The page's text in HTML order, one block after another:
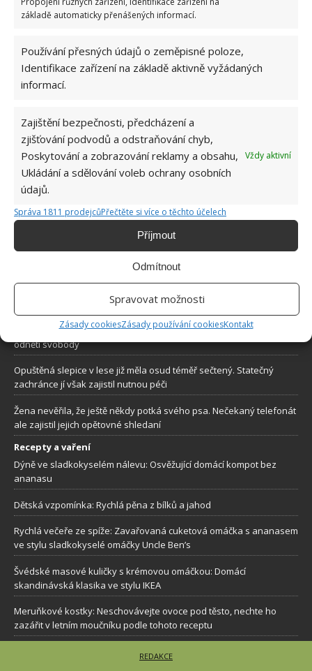
základě automaticky přenášených informací.
Používání přesných údajů o zeměpisné poloze,
Identifikace zařízení na základě aktivně vyžádaných
informací.
Zajištění bezpečnosti, předcházení a
zjišťování podvodů a odstraňování chyb,
Poskytování a zobrazování reklamy a obsahu,
Ukládání a sdělování voleb ochrany osobních
údajů.
Vždy aktivní
Správa 1811 prodejcůPřečtěte si více o těchto účelech
Příjmout
Odmítnout
Spravovat možnosti
Zásady cookiesZásady používání cookiesKontakt
O WEBU
Sháníte zajímavé tipy jak vylepšit Váš domov? Originální nápady,
aktuální trendy, praktické rady i inspirativní fotografie najdete na
stránkách internetového magazínu
Zdánlivě obyčejná rodinná fotografie znepokojila internet. Zkuste
Ženich se vykašlal na svou vlastní svatbu. Zhrzená nevěsta
okamžitě vymyslela geniální pomstu
4letý chlapec ve školce upadl do bezvědomí. Učitelkám hrozí tresty
odnětí svobody
Opuštěná slepice v lese již měla osud téměř sečtený. Statečný
zachránce jí však zajistil nutnou péči
Žena nevěřila, že ještě někdy potká svého psa. Nečekaný telefonát
ale zajistil jejich opětovné shledaní
Recepty a vaření
Dýně ve sladkokyselém nálevu: Osvěžující domácí kompot bez
ananasu
Dětská vzpomínka: Rychlá pěna z bílků a jahod
Rychlá večeře ze spíže: Zavařovaná cuketová omáčka s ananasem
ve stylu sladkokyselé omáčky Uncle Ben’s
Švédské masové kuličky s krémovou omáčkou: Domácí
skandinávská klasika ve stylu IKEA
Meruňkové kostky: Neschovávejte ovoce pod těsto, nechte ho
zazářit v letním moučníku podle tohoto receptu
REDAKCE